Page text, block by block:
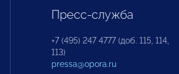
Пресс-служба
+7 (495) 247 4777 (доб. 115, 114,
113)
pressa@opora.ru